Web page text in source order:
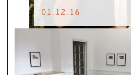
01.12.16